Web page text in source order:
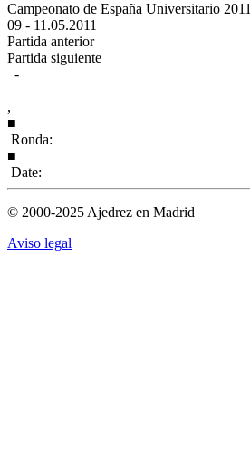
Campeonato de España Universitario 2011
09 - 11.05.2011
Partida anterior
Partida siguiente
-
,
■
Ronda:
■
Date:
© 2000-2025 Ajedrez en Madrid
Aviso legal